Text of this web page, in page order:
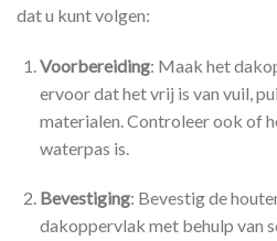
dat u kunt volgen:
Voorbereiding: Maak het
ervoor dat het vrij is van vuil,
materialen. Controleer ook of
waterpas is.
Bevestiging: Bevestig de
dakoppervlak met behulp van